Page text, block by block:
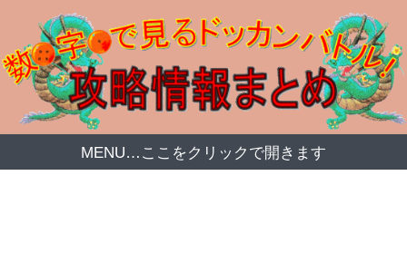
MENU…ここをクリックで開きます